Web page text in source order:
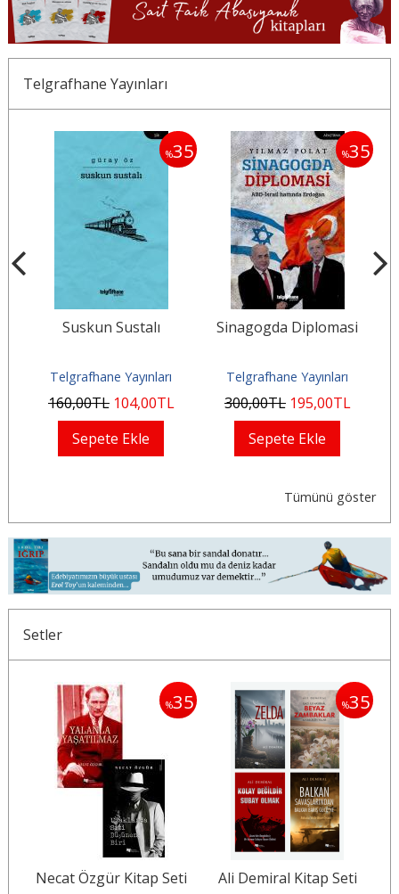
Telgrafhane Yayınları
%35
Suskun Sustalı
Telgrafhane Yayınları
160,00TL 104,00TL
Sepete Ekle
%35
Sinagogda Diplomasi
Telgrafhane Yayınları
300,00TL 195,00TL
Sepete Ekle
Tümünü göster
Setler
%35
Necat Özgür Kitap Seti
%35
Ali Demiral Kitap Seti